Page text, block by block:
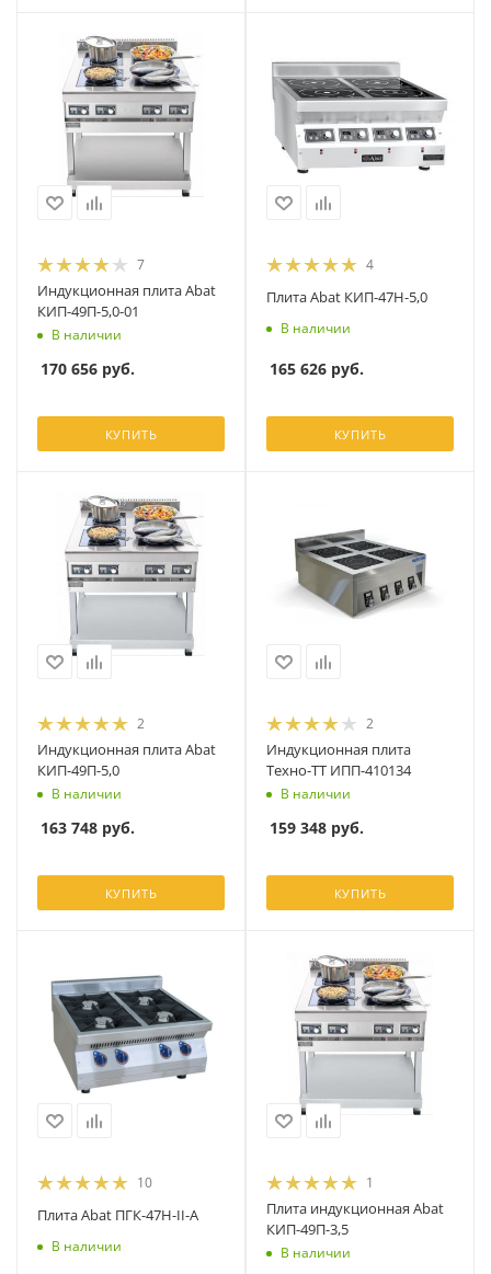
7
Индукционная плита Abat
КИП-49П-5,0-01
В наличии
170 656 руб.
КУПИТЬ
4
Плита Abat КИП-47Н-5,0
В наличии
165 626 руб.
КУПИТЬ
2
Индукционная плита Abat
КИП-49П-5,0
В наличии
163 748 руб.
КУПИТЬ
2
Индукционная плита
Техно-ТТ ИПП-410134
В наличии
159 348 руб.
КУПИТЬ
10
Плита Abat ПГК-47Н-II-А
В наличии
1
Плита индукционная Abat
КИП-49П-3,5
В наличии